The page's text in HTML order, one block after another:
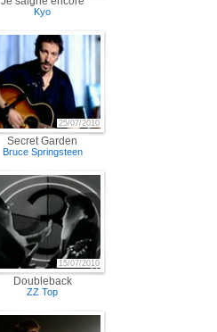
Kyo
Secret Garden
25/07/2010
Bruce Springsteen
Doubleback
15/07/2010
ZZ Top